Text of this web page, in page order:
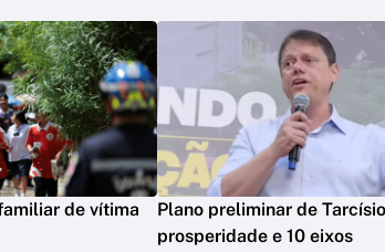
de vítima
Plano preliminar de
prosperidade e 10 eixos